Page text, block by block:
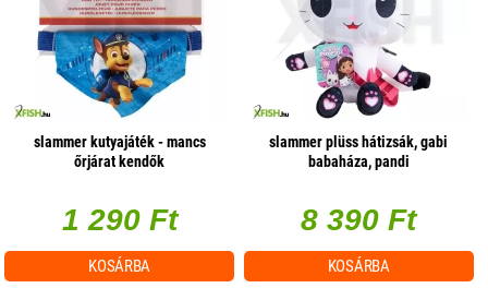
slammer kutyajáték - mancs
őrjárat kendők
1 290 Ft
KOSÁRBA
slammer plüss hátizsák, gabi
babaháza, pandi
8 390 Ft
KOSÁRBA